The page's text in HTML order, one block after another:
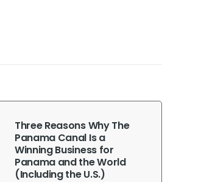
Three Reasons Why The
Panama Canal Is a
Winning Business for
Panama and the World
(Including the U.S.)